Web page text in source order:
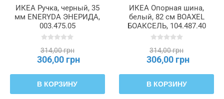
ИКЕА Ручка, черный, 35
мм ENERYDA ЭНЕРИДА,
003.475.05
314,00 грн
306,00 грн
В КОРЗИНУ
ИКЕА Опорная шина,
белый, 82 см BOAXEL
БОАКСЕЛЬ, 104.487.40
314,00 грн
306,00 грн
В КОРЗИНУ